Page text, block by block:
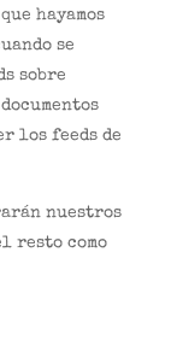
hayamos
se
sobre
los feeds de
nuestros
resto como